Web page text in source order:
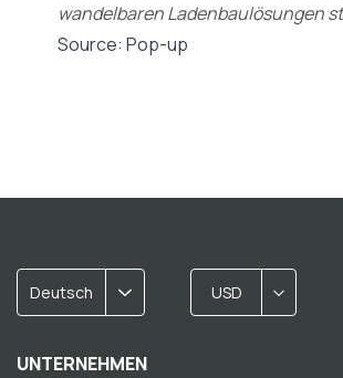
wandelbaren Ladenbaulösungen
Source: Pop-up
Deutsch USD
UNTERNEHMEN